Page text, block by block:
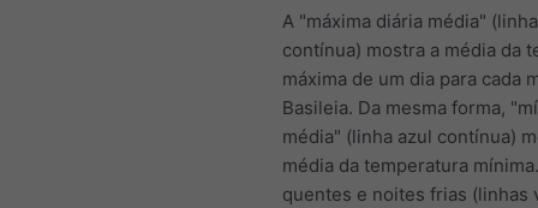
A "máxima diária média"
contínua) mostra a média da
máxima de um dia para cada
Basileia. Da mesma forma,
média" (linha azul contínua)
média da temperatura
quentes e noites frias (linhas